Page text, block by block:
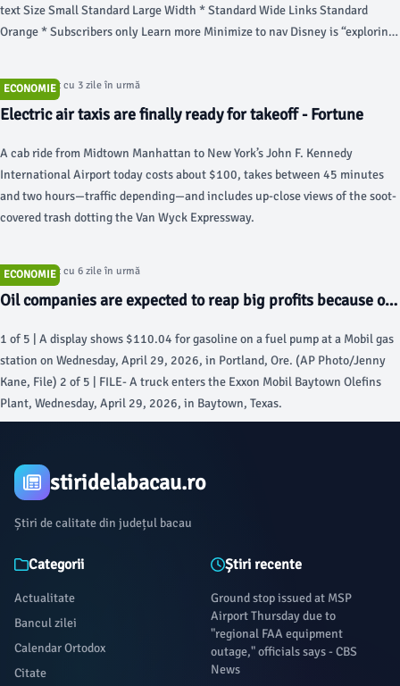
text Size Small Standard Large Width * Standard Wide Links Standard
Orange * Subscribers only Learn more Minimize to nav Disney is “exploring
ECONOMIE
Articol postat cu 3 zile în urmă
Electric air taxis are finally ready for takeoff - Fortune
A cab ride from Midtown Manhattan to New York’s John F. Kennedy
International Airport today costs about $100, takes between 45 minutes
and two hours—traffic depending—and includes up-close views of the soot-
covered trash dotting the Van Wyck Expressway.
ECONOMIE
Articol postat cu 6 zile în urmă
Oil companies are expected to reap big profits because of
1 of 5 | A display shows $110.04 for gasoline on a fuel pump at a Mobil gas
station on Wednesday, April 29, 2026, in Portland, Ore. (AP Photo/Jenny
Kane, File) 2 of 5 | FILE- A truck enters the Exxon Mobil Baytown Olefins
Plant, Wednesday, April 29, 2026, in Baytown, Texas.
stiridelabacau.ro
Știri de calitate din județul bacau
Categorii
Actualitate
Bancul zilei
Calendar Ortodox
Citate
Știri recente
Ground stop issued at MSP
Airport Thursday due to
"regional FAA equipment
outage," officials says - CBS
News